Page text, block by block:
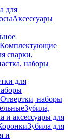
для
Аксессуары
Комплектующие
сварки,
наборы
для
Отвертки, наборы
Зубила,
и аксессуары для
Зубила для
и